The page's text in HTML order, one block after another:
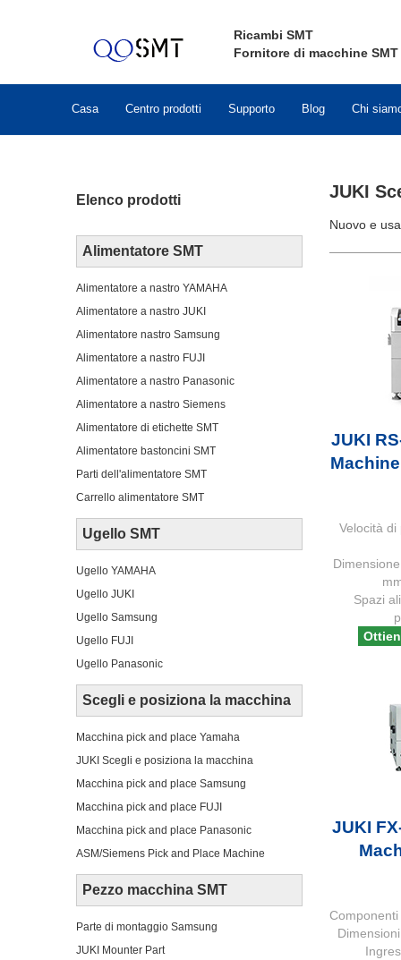
Ricambi SMT
Fornitore di macchine SMT
Casa Centro prodotti Supporto Blog Chi
Elenco prodotti
Alimentatore SMT
Alimentatore a nastro YAMAHA
Alimentatore a nastro JUKI
Alimentatore nastro Samsung
Alimentatore a nastro FUJI
Alimentatore a nastro Panasonic
Alimentatore a nastro Siemens
Alimentatore di etichette SMT
Alimentatore bastoncini SMT
Parti dell'alimentatore SMT
Carrello alimentatore SMT
Ugello SMT
Ugello YAMAHA
Ugello JUKI
Ugello Samsung
Ugello FUJI
Ugello Panasonic
Scegli e posiziona la macchina
Macchina pick and place Yamaha
JUKI Scegli e posiziona la macchina
Macchina pick and place Samsung
Macchina pick and place FUJI
Macchina pick and place Panasonic
ASM/Siemens Pick and Place Machine
Pezzo macchina SMT
Parte di montaggio Samsung
JUKI Mounter Part
JUKI
Nuovo e
JUKI
Velocità
Spazi
JUKI